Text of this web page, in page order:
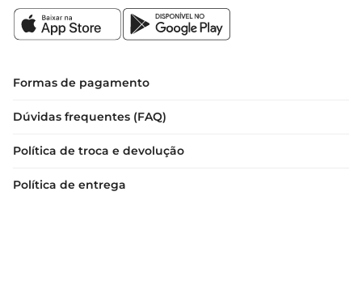
Formas de pagamento
Dúvidas frequentes (FAQ)
Política de troca e devolução
Política de entrega